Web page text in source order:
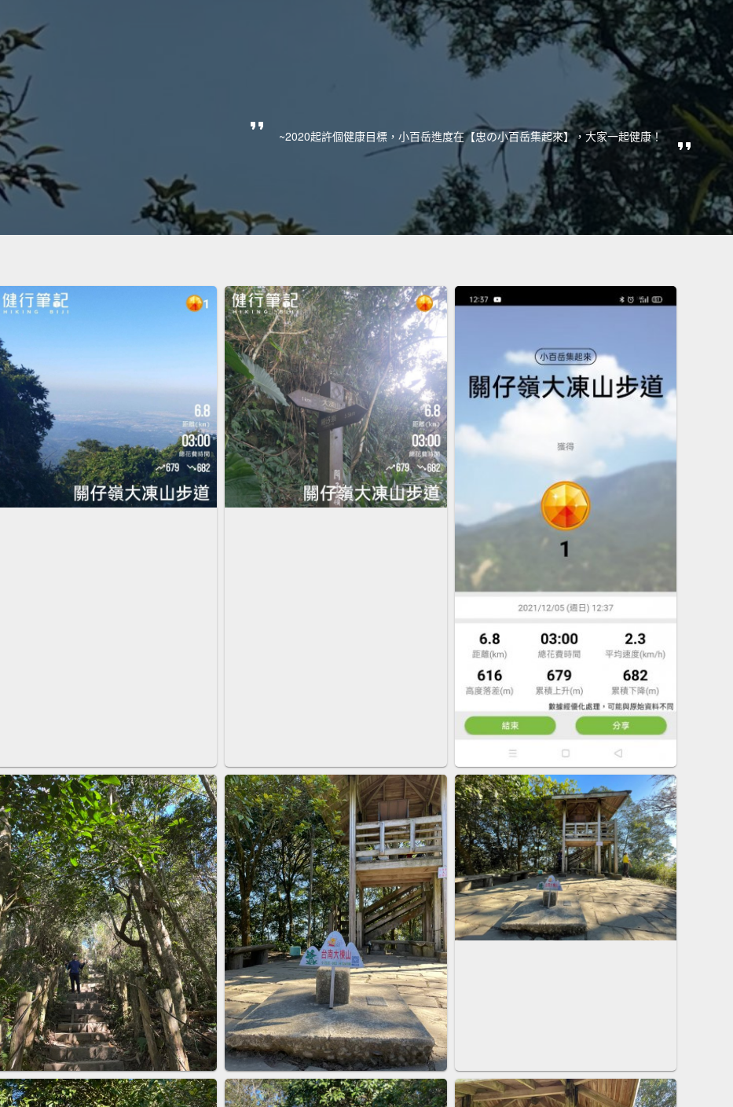
~2020起許個健康目標，小百岳進度在【忠の小百岳集起來】，大家一起健康！